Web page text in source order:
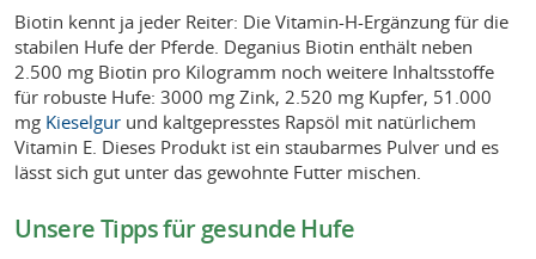
Biotin kennt ja jeder Reiter: Die Vitamin-H-Ergänzung für die
stabilen Hufe der Pferde. Deganius Biotin enthält neben
2.500 mg Biotin pro Kilogramm noch weitere Inhaltsstoffe
für robuste Hufe: 3000 mg Zink, 2.520 mg Kupfer, 51.000
mg Kieselgur und kaltgepresstes Rapsöl mit natürlichem
Vitamin E. Dieses Produkt ist ein staubarmes Pulver und es
lässt sich gut unter das gewohnte Futter mischen.
Unsere Tipps für gesunde Hufe